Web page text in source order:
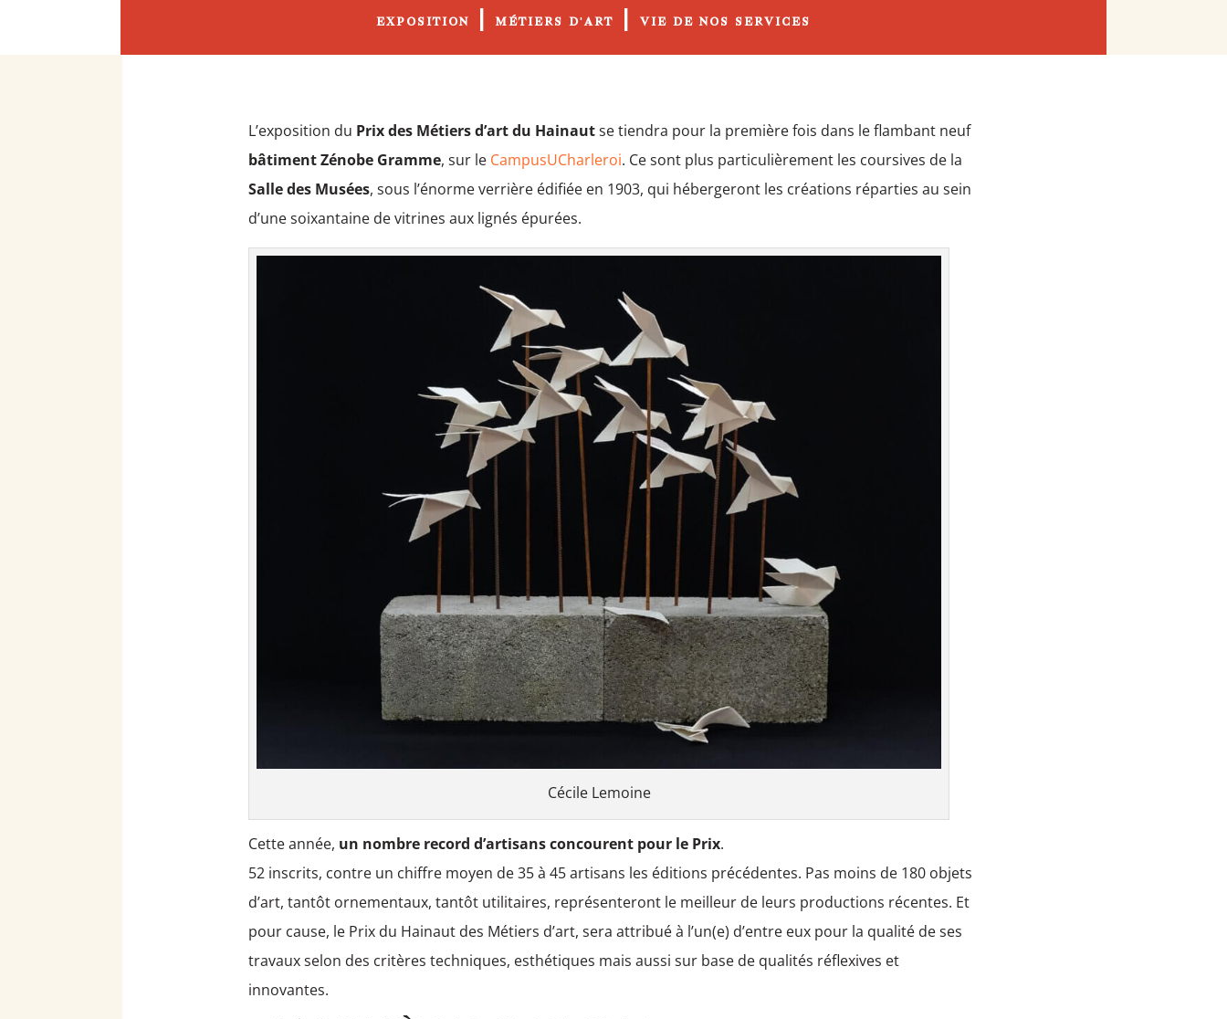
EXPOSITION |MÉTIERS D'ART VIE DE NOS SERVICES
L’exposition du Prix des Métiers d’art du Hainautse tiendra pour la première fois dans le flambant neuf
bâtiment Zénobe Gramme, sur le CampusUCharleroi. Ce sont plus particulièrement les coursives de la
Salle des Musées, sous l’énorme verrière édifiée en 1903, qui hébergeront les créations réparties au sein
d’une soixantaine de vitrines aux lignés épurées.
Cécile Lemoine
Cette année, un nombre record d’artisans concourent pour le Prix.
52 inscrits, contre un chiffre moyen de 35 à 45 artisans les éditions précédentes. Pas moins de 180 objets
d’art, tantôt ornementaux, tantôt utilitaires, représenteront le meilleur de leurs productions récentes. Et
pour cause, le Prix du Hainaut des Métiers d’art, sera attribué à l’un(e) d’entre eux pour la qualité de ses
travaux selon des critères techniques, esthétiques mais aussi sur base de qualités réflexives et
innovantes.